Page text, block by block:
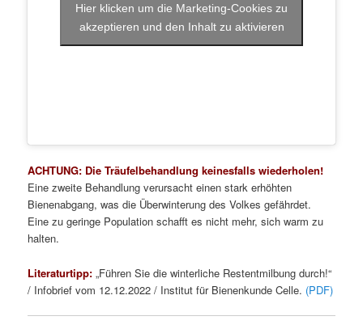
Hier klicken um die Marketing-Cookies zu
akzeptieren und den Inhalt zu aktivieren
ACHTUNG: Die Träufelbehandlung keinesfalls wiederholen!
Eine zweite Behandlung verursacht einen stark erhöhten
Bienenabgang, was die Überwinterung des Volkes gefährdet.
Eine zu geringe Population schafft es nicht mehr, sich warm zu
halten.
Literaturtipp:„Führen Sie die winterliche Restentmilbung durch!“
/ Infobrief vom 12.12.2022 / Institut für Bienenkunde Celle. (PDF)